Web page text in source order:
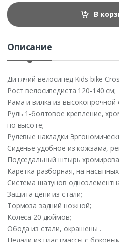
t
i
В
Описание
Дитячий велосипед Kids bike
Рост велосипедиста 120-140 см;
Рама и вилка из высокопрочной
Руль 1-болтовое крепление,
по высоте;
Рулевые накладки
Сиденье удобное из кожзама,
Подседальный штырь
Каретка разборная, на
Система шатунов
Защита цепи из стали;
Тормоза задний ножной;
Колеса 20 дюймов;
Обода из стали, окрашены .